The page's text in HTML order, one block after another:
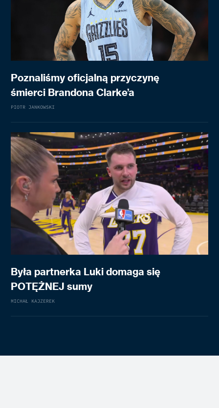
Poznaliśmy oficjalną przyczynę
śmierci Brandona Clarke’a
PIOTR JANKOWSKI
Była partnerka Luki domaga się
POTĘŻNEJ sumy
MICHAŁ KAJZEREK